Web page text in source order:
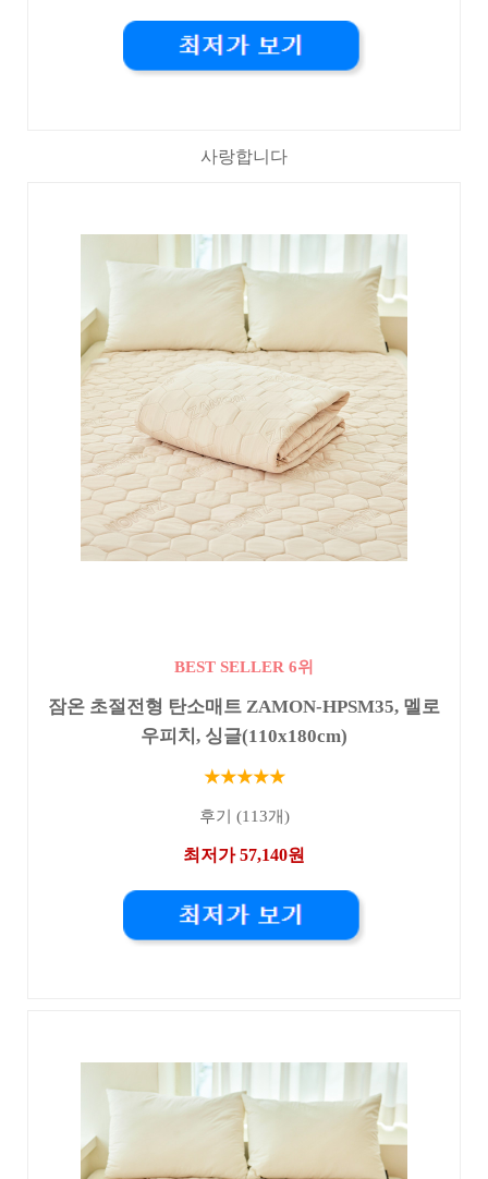
사랑합니다
BEST SELLER 6위
잠온 초절전형 탄소매트 ZAMON-HPSM35, 멜로
우피치, 싱글(110x180cm)
★★★★★
후기 (113개)
최저가 57,140원